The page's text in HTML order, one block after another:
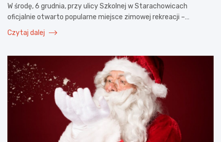
W środę, 6 grudnia, przy ulicy Szkolnej w Starachowicach
oficjalnie otwarto popularne miejsce zimowej rekreacji –…
Czytaj dalej